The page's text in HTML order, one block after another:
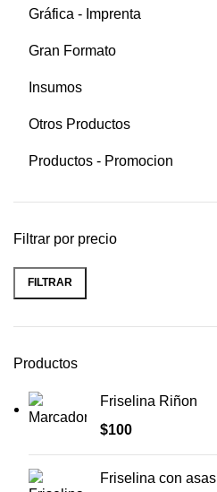
Gráfica - Imprenta
Gran Formato
Insumos
Otros Productos
Productos - Promocion
Filtrar por precio
FILTRAR
Productos
Friselina Riñon
$100
Friselina con asas